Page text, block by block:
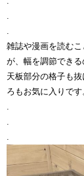
.
.
雑誌や漫画を読む
が、幅を調節できる
天板部分の格子も
ろもお気に入りです
.
.
.